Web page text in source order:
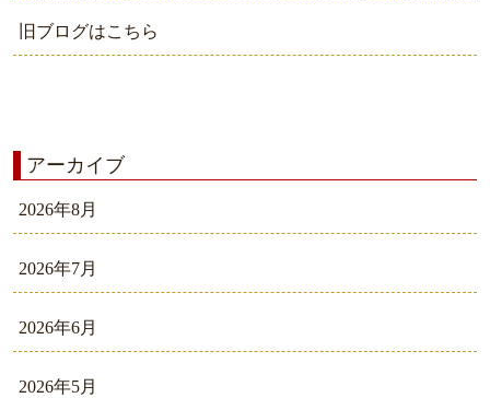
旧ブログはこちら
アーカイブ
2026年8月
2026年7月
2026年6月
2026年5月